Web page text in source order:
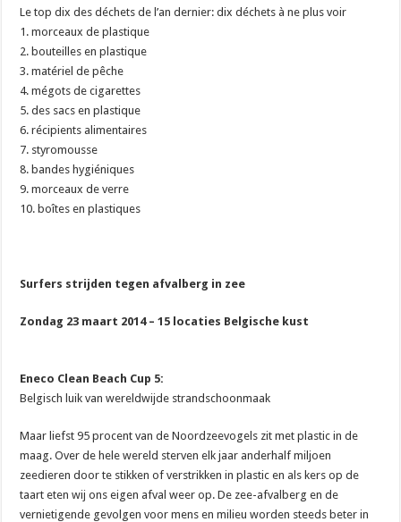
Le top dix des déchets de l’an dernier: dix déchets à ne plus voir
1. morceaux de plastique
2. bouteilles en plastique
3. matériel de pêche
4. mégots de cigarettes
5. des sacs en plastique
6. récipients alimentaires
7. styromousse
8. bandes hygiéniques
9. morceaux de verre
10. boîtes en plastiques
Surfers strijden tegen afvalberg in zee
Zondag 23 maart 2014 – 15 locaties Belgische kust
Eneco Clean Beach Cup 5:
Belgisch luik van wereldwijde strandschoonmaak
Maar liefst 95 procent van de Noordzeevogels zit met plastic in de
maag. Over de hele wereld sterven elk jaar anderhalf miljoen
zeedieren door te stikken of verstrikken in plastic en als kers op de
taart eten wij ons eigen afval weer op. De zee-afvalberg en de
vernietigende gevolgen voor mens en milieu worden steeds beter in